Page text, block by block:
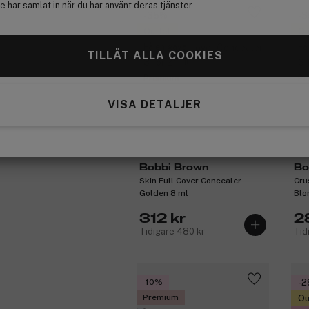
har samlat in när du har använt deras tjänster.
TILLÅT ALLA COOKIES
VISA DETALJER
3 för 2
Premium
Bobbi Brown
Skin Full Cover Concealer
Golden 8 ml
312 kr
Tidigare 480 kr
-10%
Premium
-